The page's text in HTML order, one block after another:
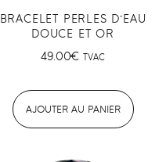
BRACELET PERLES D’EAU
DOUCE ET OR
49.00€ TVAC
AJOUTER AU PANIER